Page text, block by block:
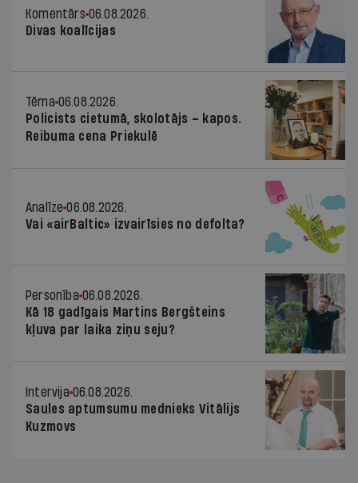
Komentārs 06.08.2026.
Divas koalīcijas
Tēma 06.08.2026.
Policists cietumā, skolotājs – kapos.
Reibuma cena Priekulē
Analīze 06.08.2026.
Vai «airBaltic» izvairīsies no defolta?
Personība 06.08.2026.
Kā 18 gadīgais Martins Bergšteins
kļuva par laika ziņu seju?
Intervija 06.08.2026.
Saules aptumsumu mednieks Vitālijs
Kuzmovs